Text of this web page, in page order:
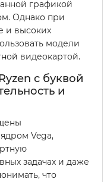
графикой
Однако при
и высоких
модели
видеокартой.
с буквой
и
Vega,
задачах и даже
что